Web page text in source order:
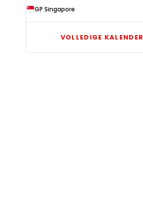
GP Singapore
VOLLEDIGE KALENDER